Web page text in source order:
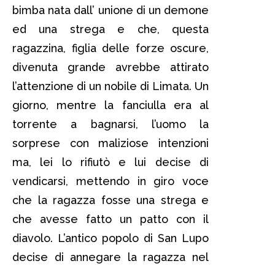
bimba nata dall’ unione di un demone
ed una strega e che, questa
ragazzina, figlia delle forze oscure,
divenuta grande avrebbe attirato
l’attenzione di un nobile di Limata. Un
giorno, mentre la fanciulla era al
torrente a bagnarsi, l’uomo la
sorprese con maliziose intenzioni
ma, lei lo rifiutò e lui decise di
vendicarsi, mettendo in giro voce
che la ragazza fosse una strega e
che avesse fatto un patto con il
diavolo. L’antico popolo di San Lupo
decise di annegare la ragazza nel